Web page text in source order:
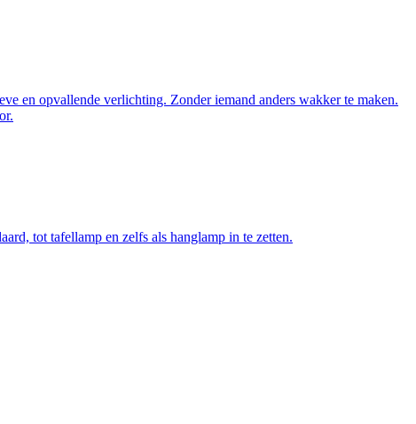
en opvallende verlichting. Zonder iemand anders wakker te maken.
tot tafellamp en zelfs als hanglamp in te zetten.